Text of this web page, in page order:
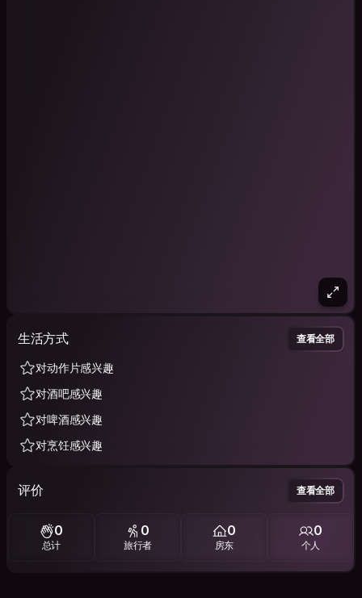
生活方式 查看全部
对动作片感兴趣
对酒吧感兴趣
对啤酒感兴趣
对烹饪感兴趣
评价 查看全部
0
总计
0
旅行者
0
房东
0
个人